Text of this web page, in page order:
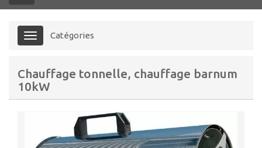
Menu Catégories
Chauffage tonnelle, chauffage barnum
10kW